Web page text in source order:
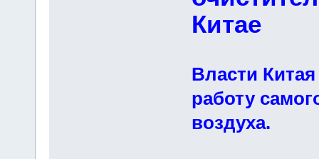
Китае
Власти
работу
воздуха.